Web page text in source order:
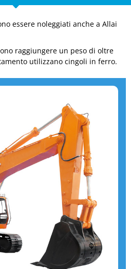
essere noleggiati anche a Allai
raggiungere un peso di oltre
utilizzano cingoli in ferro.